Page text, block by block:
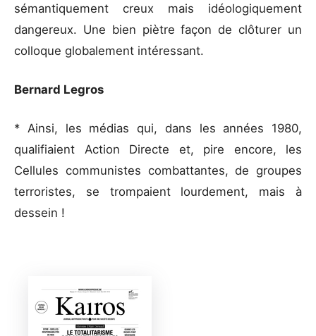
sémantiquement creux mais idéologiquement
dangereux. Une bien piètre façon de clôturer un
colloque globalement intéressant.
Bernard Legros
* Ainsi, les médias qui, dans les années 1980,
qualifiaient Action Directe et, pire encore, les
Cellules communistes combattantes, de groupes
terroristes, se trompaient lourdement, mais à
dessein !